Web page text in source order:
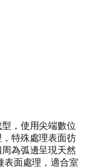
，使用尖端數位
特殊處理表面彷
為弧邊呈現天然
表面處理，適合室